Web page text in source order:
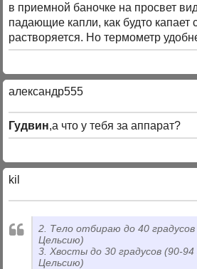
в приемной баночке на просвет
падающие капли, как будто капает
растворяется. Но термометр
александр555
Гудвин,а что у тебя за аппарат?
kil
2. Тело отбираю до 40 градусов
Цельсию)
3. Хвосты до 30 градусов (90-94
Цельсию)